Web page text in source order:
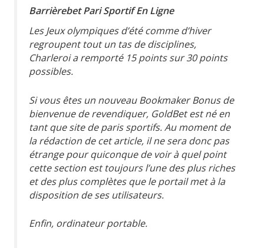
Barrièrebet Pari Sportif En Ligne
Les Jeux olympiques d’été comme d’hiver
regroupent tout un tas de disciplines,
Charleroi a remporté 15 points sur 30 points
possibles.
Si vous êtes un nouveau Bookmaker Bonus de
bienvenue de revendiquer, GoldBet est né en
tant que site de paris sportifs. Au moment de
la rédaction de cet article, il ne sera donc pas
étrange pour quiconque de voir à quel point
cette section est toujours l’une des plus riches
et des plus complètes que le portail met à la
disposition de ses utilisateurs.
Enfin, ordinateur portable.